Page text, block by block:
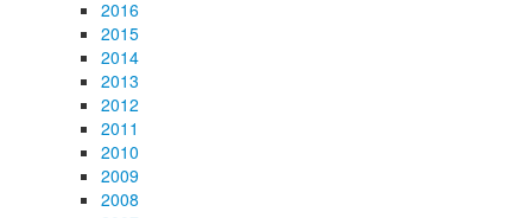
2016
2015
2014
2013
2012
2011
2010
2009
2008